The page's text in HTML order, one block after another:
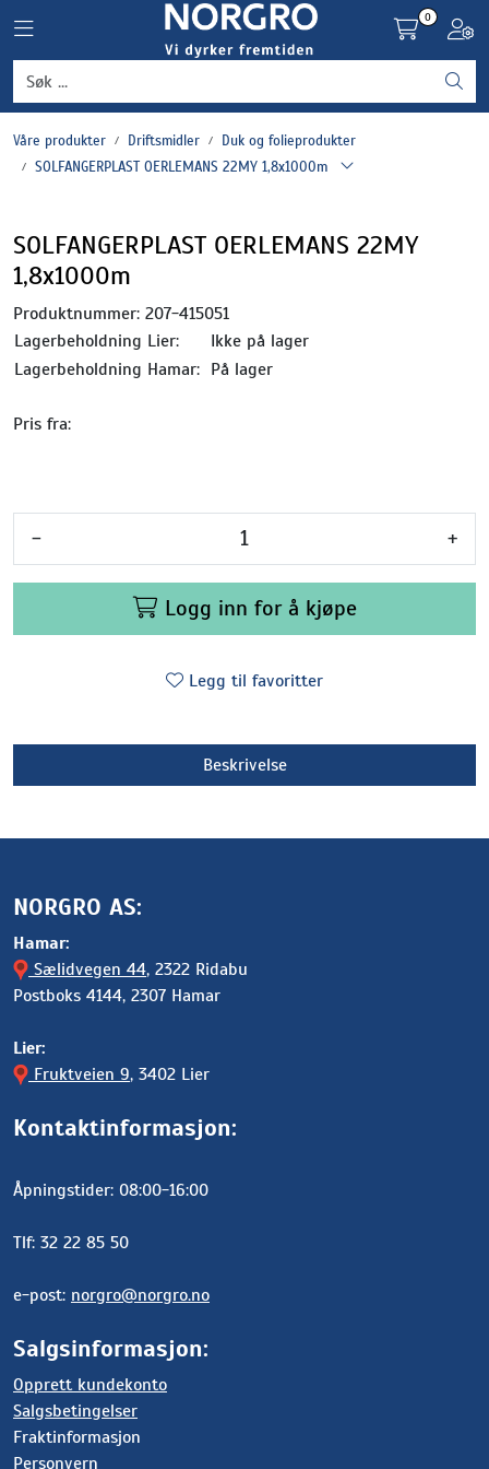
Toggle navigation
0
Våre produkter Driftsmidler
Duk og folieprodukter
SOLFANGERPLAST OERLEMANS 22MY 1,8x1000m
SOLFANGERPLAST OERLEMANS 22MY
1,8x1000m
Produktnummer: 207-415051
Lagerbeholdning Lier:
Ikke på lager
Lagerbeholdning Hamar: På lager
Pris fra:
- +
Logg inn for å kjøpe
Legg til favoritter
Beskrivelse
NORGRO AS:
Hamar:
Sælidvegen 44, 2322 Ridabu
Postboks 4144, 2307 Hamar
Lier:
Fruktveien 9, 3402 Lier
Kontaktinformasjon:
Åpningstider: 08:00-16:00
Tlf: 32 22 85 50
e-post: norgro@norgro.no
Salgsinformasjon:
Opprett kundekonto
Salgsbetingelser
Fraktinformasjon
Personvern
Grønnsaker
Settepotet og setteløk
Plantevern og nyttedyr
Blomster, potter og brett